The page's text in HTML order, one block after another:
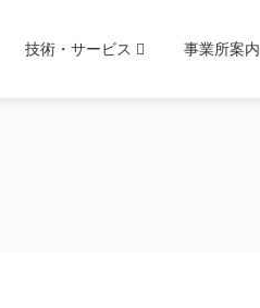
技術・サービス 事業所案内